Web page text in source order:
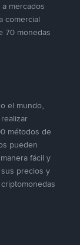
mercados
comercial
70 monedas
el mundo,
métodos de
pueden
fácil y
precios y